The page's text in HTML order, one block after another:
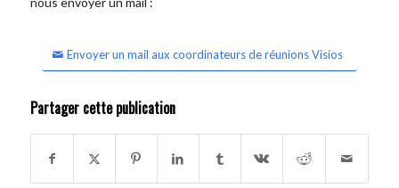
Envoyer un mail aux coordinateurs de réunions Visios
Partager cette publication